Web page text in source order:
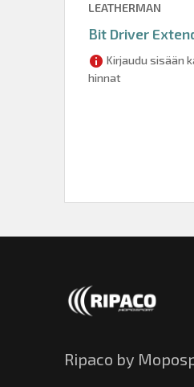
LEATHERMAN
Bit Driver
Kirjaudu sisään
hinnat
Ripaco by